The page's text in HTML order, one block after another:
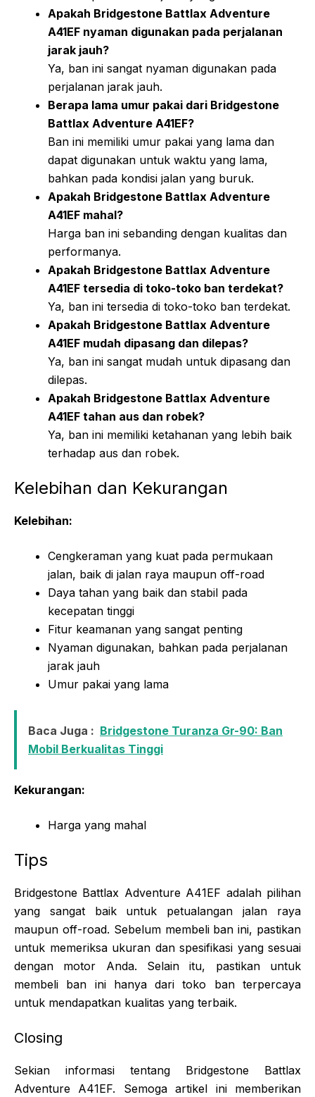
Apakah Bridgestone Battlax Adventure
A41EF nyaman digunakan pada perjalanan
jarak jauh?
Ya, ban ini sangat nyaman digunakan pada
perjalanan jarak jauh.
Berapa lama umur pakai dari Bridgestone
Battlax Adventure A41EF?
Ban ini memiliki umur pakai yang lama dan
dapat digunakan untuk waktu yang lama,
bahkan pada kondisi jalan yang buruk.
Apakah Bridgestone Battlax Adventure
A41EF mahal?
Harga ban ini sebanding dengan kualitas dan
performanya.
Apakah Bridgestone Battlax Adventure
A41EF tersedia di toko-toko ban terdekat?
Ya, ban ini tersedia di toko-toko ban terdekat.
Apakah Bridgestone Battlax Adventure
A41EF mudah dipasang dan dilepas?
Ya, ban ini sangat mudah untuk dipasang dan
dilepas.
Apakah Bridgestone Battlax Adventure
A41EF tahan aus dan robek?
Ya, ban ini memiliki ketahanan yang lebih baik
terhadap aus dan robek.
Kelebihan dan Kekurangan
Kelebihan:
Cengkeraman yang kuat pada permukaan
jalan, baik di jalan raya maupun off-road
Daya tahan yang baik dan stabil pada
kecepatan tinggi
Fitur keamanan yang sangat penting
Nyaman digunakan, bahkan pada perjalanan
jarak jauh
Umur pakai yang lama
Baca Juga : Bridgestone Turanza Gr-90: Ban
Mobil Berkualitas Tinggi
Kekurangan:
Harga yang mahal
Tips
Bridgestone Battlax Adventure A41EF adalah pilihan
yang sangat baik untuk petualangan jalan raya
maupun off-road. Sebelum membeli ban ini, pastikan
untuk memeriksa ukuran dan spesifikasi yang sesuai
dengan motor Anda. Selain itu, pastikan untuk
membeli ban ini hanya dari toko ban terpercaya
untuk mendapatkan kualitas yang terbaik.
Closing
Sekian informasi tentang Bridgestone Battlax
Adventure A41EF. Semoga artikel ini memberikan